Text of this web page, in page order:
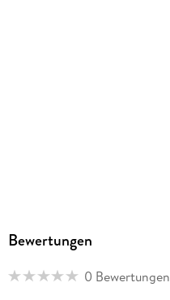
Bewertungen
0 Bewertungen